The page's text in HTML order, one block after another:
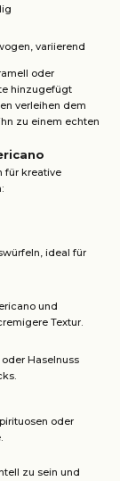
variierend
oder
hinzugefügt
verleihen dem
zu einem echten
für kreative
ideal für
und
Textur.
Haselnuss
oder
zu sein und